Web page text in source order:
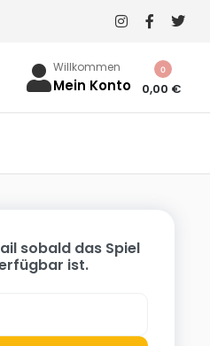
Willkommen
Mein Konto 0,00 €
0
sobald das Spiel
ist.